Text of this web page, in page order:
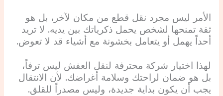
الأمر ليس مجرد نقل قطع من مكان لآخر، بل هو
ثقة تمنحها لشخص يحمل ذكرياتك بين يديه. لا تريد
أحداً يهمل أو يتعامل بخشونة مع أشياء قد لا تعوض.
لهذا اختيار شركة محترفة لنقل العفش ليس ترفاً،
بل هو ضمان لراحتك وسلامة أغراضك. لأن الانتقال
يجب أن يكون بداية جديدة، وليس مصدراً للقلق.